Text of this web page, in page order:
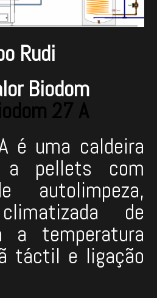
Rudi
Biodom
27 A
é uma caldeira
a pellets com
autolimpeza,
de
a temperatura
táctil e ligação